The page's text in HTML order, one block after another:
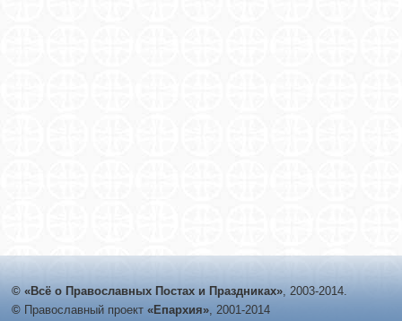
© «Всё о Православных Постах и Праздниках», 2003-2014.
© Православный проект «Епархия», 2001-2014